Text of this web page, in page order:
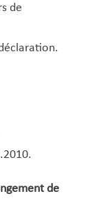
et
des jeunes
de
de